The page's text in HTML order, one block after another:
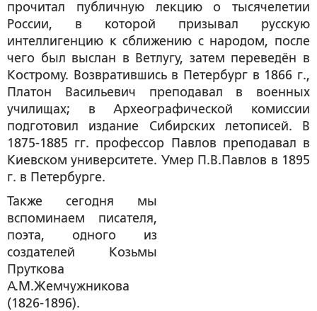
прочитал публичную лекцию о тысячелетии
России, в которой призывал русскую
интеллигенцию к сближению с народом, после
чего был выслан в Ветлугу, затем переведён в
Кострому. Возвратившись в Петербург в 1866 г.,
Платон Васильевич преподавал в военных
училищах; в Археографической комиссии
подготовил издание Сибирских летописей. В
1875-1885 гг. профессор Павлов преподавал в
Киевском университете. Умер П.В.Павлов в 1895
г. в Петербурге.
Также сегодня мы
вспоминаем писателя,
поэта, одного из
создателей Козьмы
Пруткова
А.М.Жемчужникова
(1826-1896).